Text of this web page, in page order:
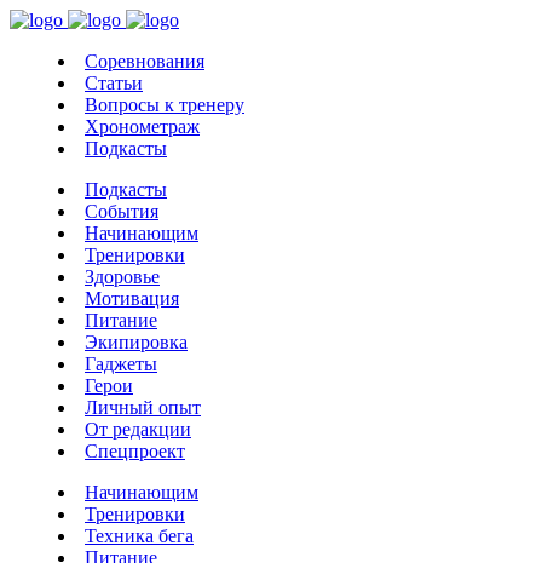
Соревнования
Статьи
Вопросы к тренеру
Хронометраж
Подкасты
Подкасты
События
Начинающим
Тренировки
Здоровье
Мотивация
Питание
Экипировка
Гаджеты
Герои
Личный опыт
От редакции
Спецпроект
Начинающим
Тренировки
Техника бега
Питание